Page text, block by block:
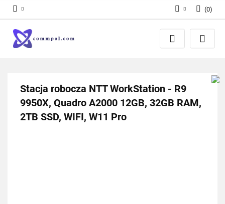
Zaloguj się
Zarejestruj się
(0)
Stacja robocza NTT WorkStation - R9
9950X, Quadro A2000 12GB, 32GB RAM,
2TB SSD, WIFI, W11 Pro